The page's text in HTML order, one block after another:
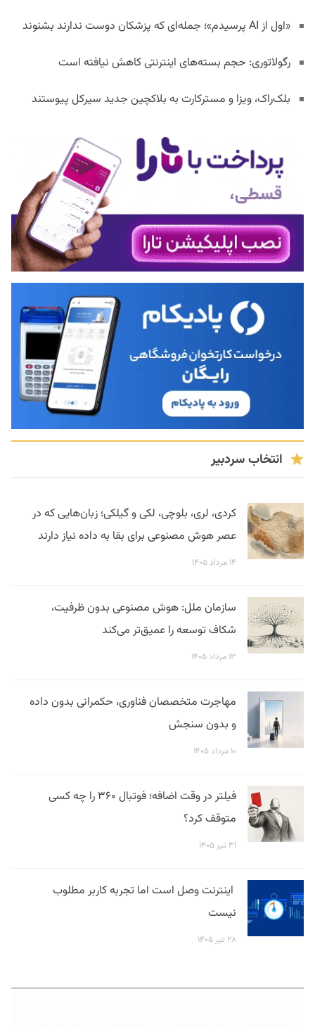
«اول از AI پرسیدم»؛ جمله‌ای که پزشکان دوست ندارند بشنوند
رگولاتوری: حجم بسته‌های اینترنتی کاهش نیافته است
بلک‌راک، ویزا و مسترکارت به بلاکچین جدید سیرکل پیوستند
انتخاب سردبیر
کردی، لری، بلوچی، لکی و گیلکی؛ زبان‌هایی که در
عصر هوش مصنوعی برای بقا به داده نیاز دارند
۱۴ مرداد ۱۴۰۵
سازمان ملل: هوش مصنوعی بدون ظرفیت،
شکاف توسعه را عمیق‌تر می‌کند
۱۳ مرداد ۱۴۰۵
مهاجرت متخصصان فناوری، حکمرانی بدون داده
و بدون سنجش
۱۰ مرداد ۱۴۰۵
فیلتر در وقت اضافه؛ فوتبال ۳۶۰ را چه کسی
متوقف کرد؟
۳۱ تیر ۱۴۰۵
اینترنت وصل است اما تجربه کاربر مطلوب
نیست
۲۸ تیر ۱۴۰۵